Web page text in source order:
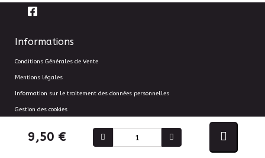
9,50 €
Informations
Conditions Générales de Vente
Mentions légales
Information sur le traitement des données personnelles
Gestion des cookies